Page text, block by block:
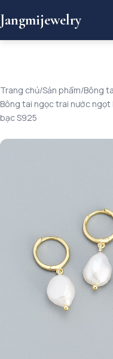
Jangmijewelry
Trang chủ/Sản phẩm/Bông
Bông tai ngọc trai nước
bạc S925